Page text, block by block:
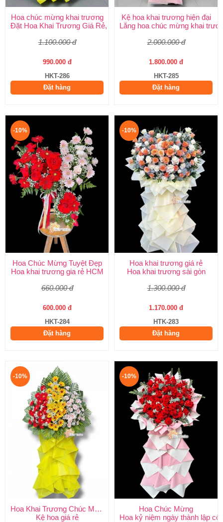
Hoa chúc mừng khai trương
Đặt Hoa Khai Trương Giá Rẻ, Đẹp Sang Trọng – Shop Hoa Khai
1.100.000 đ
990.000 đ
HKT-286
Đặt hàng
Kệ hoa khai trương hiện đại
Lẵng hoa chúc mừng khai
2.000.000 đ
1.800.000 đ
HKT-285
Đặt hàng
-10%
Hoa Chúc Mừng Tuyệt Đẹp
Hoa khai trương gia rẻ HCM
660.000 đ
600.000 đ
HKT-284
Đặt hàng
-10%
Hoa khai trương giá rẻ
Hoa khai trương sài gòn
1.300.000 đ
1.170.000 đ
HTK-283
Đặt hàng
-10%
Hoa Khai Trương Chúc Mừng
Kệ hoa giá rẻ
-10%
Hoa Chúc Mừng
Hoa kỷ niệm ngày thành lập